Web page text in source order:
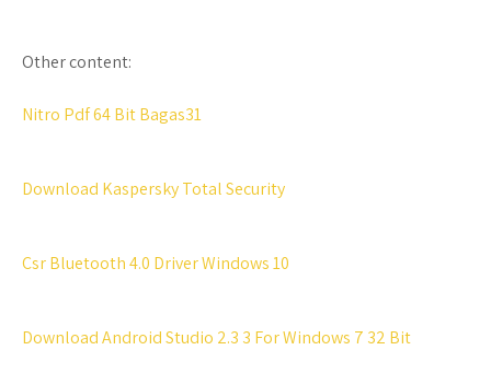
Other content:
Nitro Pdf 64 Bit Bagas31
Download Kaspersky Total Security
Csr Bluetooth 4.0 Driver Windows 10
Download Android Studio 2.3 3 For Windows 7 32 Bit